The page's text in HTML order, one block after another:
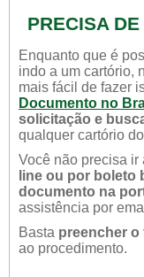
PRECISA
Enquanto que é
indo a um cartório,
mais fácil de fazer
Documento no
solicitação e
qualquer cartório
Você não precisa ir
line ou por boleto
documento na
assistência por
Basta preencher o
ao procedimento.